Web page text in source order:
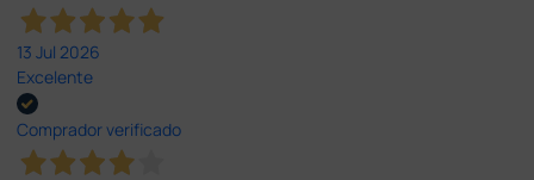
13 Jul 2026
Excelente
Comprador verificado